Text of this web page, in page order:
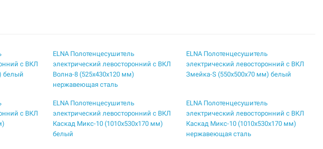
с ВКЛ
белый
ELNA Полотенцесушитель
электрический левосторонний с ВКЛ
Волна-8 (525х430х120 мм)
нержавеющая сталь
ELNA Полотенцесушитель
электрический левосторонний с ВКЛ
Змейка-S (550х500х70 мм) белый
с ВКЛ
ELNA Полотенцесушитель
электрический левосторонний с ВКЛ
Каскад Микс-10 (1010х530х170 мм)
белый
ELNA Полотенцесушитель
электрический левосторонний с ВКЛ
Каскад Микс-10 (1010х530х170 мм)
нержавеющая сталь